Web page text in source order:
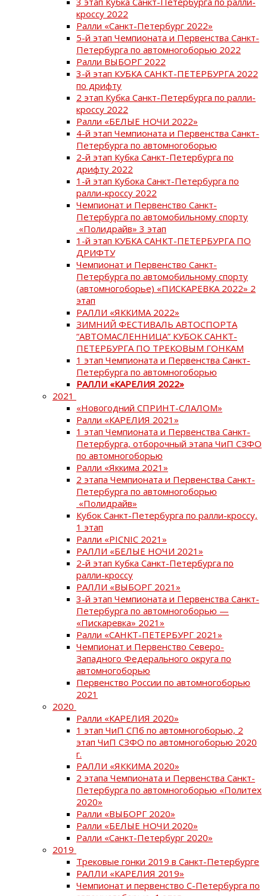
кроссу 2022
Ралли «Санкт-Петербург 2022»
5-й этап Чемпионата и Первенства Санкт-
Петербурга по автомногоборью 2022
Ралли ВЫБОРГ 2022
3-й этап КУБКА САНКТ-ПЕТЕРБУРГА 2022
по дрифту
2 этап Кубка Санкт-Петербурга по ралли-
кроссу 2022
Ралли «БЕЛЫЕ НОЧИ 2022»
4-й этап Чемпионата и Первенства Санкт-
Петербурга по автомногоборью
2-й этап Кубка Санкт-Петербурга по
дрифту 2022
1-й этап Кубока Санкт-Петербурга по
ралли-кроссу 2022
Чемпионат и Первенство Санкт-
Петербурга по автомобильному спорту
«Полидрайв» 3 этап
1-й этап КУБКА САНКТ-ПЕТЕРБУРГА ПО
ДРИФТУ
Чемпионат и Первенство Санкт-
Петербурга по автомобильному спорту
(автомногоборье) «ПИСКАРЕВКА 2022» 2
этап
РАЛЛИ «ЯККИМА 2022»
ЗИМНИЙ ФЕСТИВАЛЬ АВТОСПОРТА
“АВТОМАСЛЕННИЦА” КУБОК САНКТ-
ПЕТЕРБУРГА ПО ТРЕКОВЫМ ГОНКАМ
1 этап Чемпионата и Первенства Санкт-
Петербурга по автомногоборью
РАЛЛИ «КАРЕЛИЯ 2022»
2021
«Новогодний СПРИНТ-СЛАЛОМ»
Ралли «КАРЕЛИЯ 2021»
1 этап Чемпионата и Первенства Санкт-
Петербурга, отборочный этапа ЧиП СЗФО
по автомногоборью
Ралли «Яккима 2021»
2 этапа Чемпионата и Первенства Санкт-
Петербурга по автомногоборью
«Полидрайв»
Кубок Санкт-Петербурга по ралли-кроссу,
1 этап
Ралли «PICNIC 2021»
РАЛЛИ «БЕЛЫЕ НОЧИ 2021»
2-й этап Кубка Санкт-Петербурга по
ралли-кроссу
РАЛЛИ «ВЫБОРГ 2021»
3-й этап Чемпионата и Первенства Санкт-
Петербурга по автомногоборью —
«Пискаревка» 2021»
Ралли «САНКТ-ПЕТЕРБУРГ 2021»
Чемпионат и Первенство Северо-
Западного Федерального округа по
автомногоборью
Первенство России по автомногоборью
2021
2020
Ралли «КАРЕЛИЯ 2020»
1 этап ЧиП СПб по автомногоборью, 2
этап ЧиП СЗФО по автомногоборью 2020
г.
РАЛЛИ «ЯККИМА 2020»
2 этапа Чемпионата и Первенства Санкт-
Петербурга по автомногоборью «Политех
2020»
Ралли «ВЫБОРГ 2020»
Ралли «БЕЛЫЕ НОЧИ 2020»
Ралли «Санкт-Петербург 2020»
2019
Трековые гонки 2019 в Санкт-Петербурге
РАЛЛИ «КАРЕЛИЯ 2019»
Чемпионат и первенство С-Петербурга по